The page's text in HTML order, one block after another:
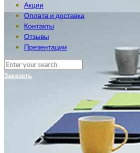
Акции
Оплата и доставка
Контакты
Отзывы
Презентации
Заказать